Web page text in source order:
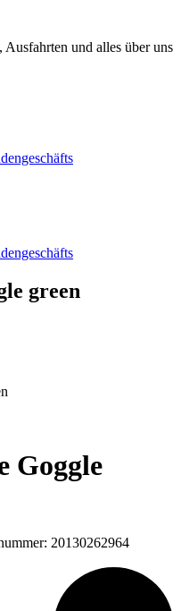
und alles über uns
green
Goggle
20130262964